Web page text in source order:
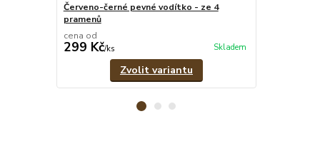
Červeno-černé pevné vodítko - ze 4
pramenů
cena od
299 Kč/ks Skladem
Zvolit variantu